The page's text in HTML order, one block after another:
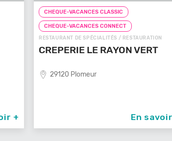
+
CHEQUE-VACANCES CLASSIC
CHEQUE-VACANCES CONNECT
RESTAURANT DE SPÉCIALITÉS / RESTAURATION
CREPE TOUCH BEAUVAIS
chaleureux et
En